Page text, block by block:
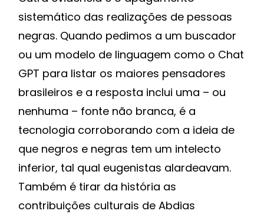
sistemático das realizações de pessoas
negras. Quando pedimos a um buscador
ou um modelo de linguagem como o Chat
GPT para listar os maiores pensadores
brasileiros e a resposta inclui uma – ou
nenhuma – fonte não branca, é a
tecnologia corroborando com a ideia de
que negros e negras tem um intelecto
inferior, tal qual eugenistas alardeavam.
Também é tirar da história as
contribuições culturais de Abdias